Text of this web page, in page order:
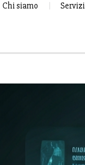
Chi siamo Servizi